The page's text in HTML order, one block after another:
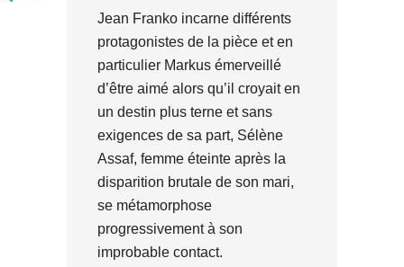
Jean Franko incarne différents
protagonistes de la pièce et en
particulier Markus émerveillé
d’être aimé alors qu’il croyait en
un destin plus terne et sans
exigences de sa part, Sélène
Assaf, femme éteinte après la
disparition brutale de son mari,
se métamorphose
progressivement à son
improbable contact.